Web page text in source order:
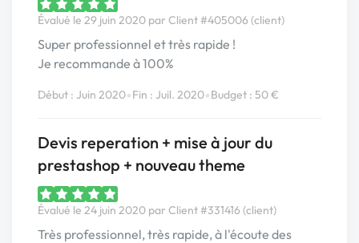
Évalué le 29 juin 2020 par Client #405006 (client)
Super professionnel et très rapide !
Je recommande à 100%
Début : Juin 2020•Fin : Juil. 2020•Budget : 50 €
Devis reperation + mise à jour du
prestashop + nouveau theme
Évalué le 24 juin 2020 par Client #331416 (client)
Très professionnel, très rapide, à l'écoute des